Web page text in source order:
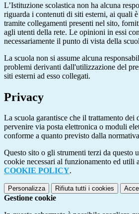
L’Istituzione scolastica non ha alcuna
riguarda i contenuti di siti esterni, ai quali
tramite collegamenti presenti nel sito,
agli utenti della rete. Le opinioni in essi
necessariamente il punto di vista della
La scuola non si assume alcuna
problemi derivanti dall'utilizzazione del
siti esterni ad esso collegati.
Privacy
La scuola garantisce che il trattamento dei
pervenire via posta elettronica o moduli
conforme a quanto previsto dalla
Questo sito o gli strumenti terzi da questo
cookie necessari al funzionamento ed utili
COOKIE POLICY.
Personalizza Rifiuta tutti i cookies
Gestione cookie